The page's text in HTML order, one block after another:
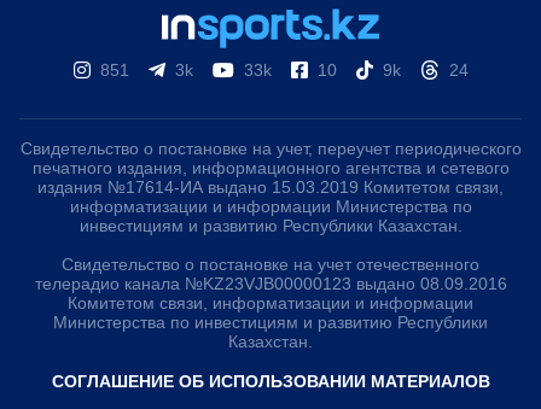
851 3k 33k 10 9k 24
Свидетельство о постановке на учет, переучет периодического
печатного издания, информационного агентства и сетевого
издания №17614-ИА выдано 15.03.2019 Комитетом связи,
информатизации и информации Министерства по
инвестициям и развитию Республики Казахстан.
Свидетельство о постановке на учет отечественного
телерадио канала №KZ23VJB00000123 выдано 08.09.2016
Комитетом связи, информатизации и информации
Министерства по инвестициям и развитию Республики
Казахстан.
СОГЛАШЕНИЕ ОБ ИСПОЛЬЗОВАНИИ МАТЕРИАЛОВ